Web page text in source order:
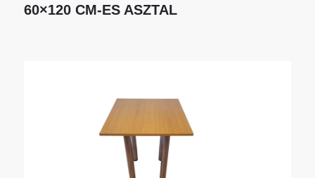
60×120 CM-ES ASZTAL